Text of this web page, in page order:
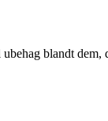
blandt